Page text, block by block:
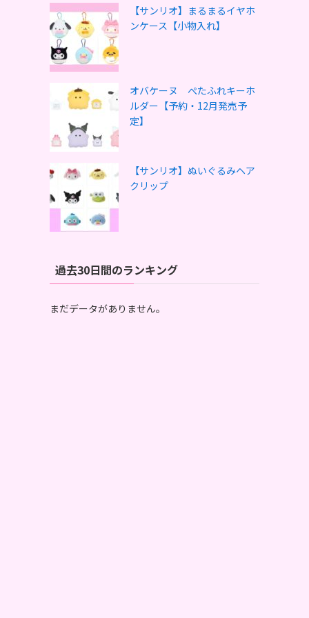
【サンリオ】まるまるイヤホ
ンケース【小物入れ】
オバケーヌ ぺたふれキーホ
ルダー【予約・12月発売予
定】
【サンリオ】ぬいぐるみヘア
クリップ
過去30日間のランキング
まだデータがありません。